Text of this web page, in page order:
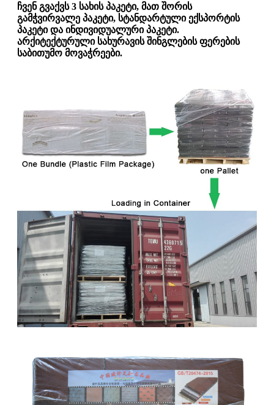
ჩვენ გვაქვს 3 სახის პაკეტი, მათ შორის
გამჭვირვალე პაკეტი, სტანდარტული ექსპორტის
პაკეტი და ინდივიდუალური პაკეტი.
არქიტექტურული სახურავის შინგლების ფერების
საბითუმო მოვაჭრეები.